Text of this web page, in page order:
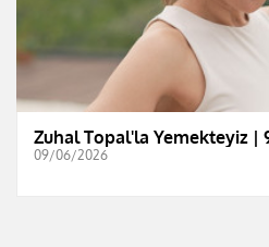
Zuhal Topal'la Yemekteyiz |
09/06/2026